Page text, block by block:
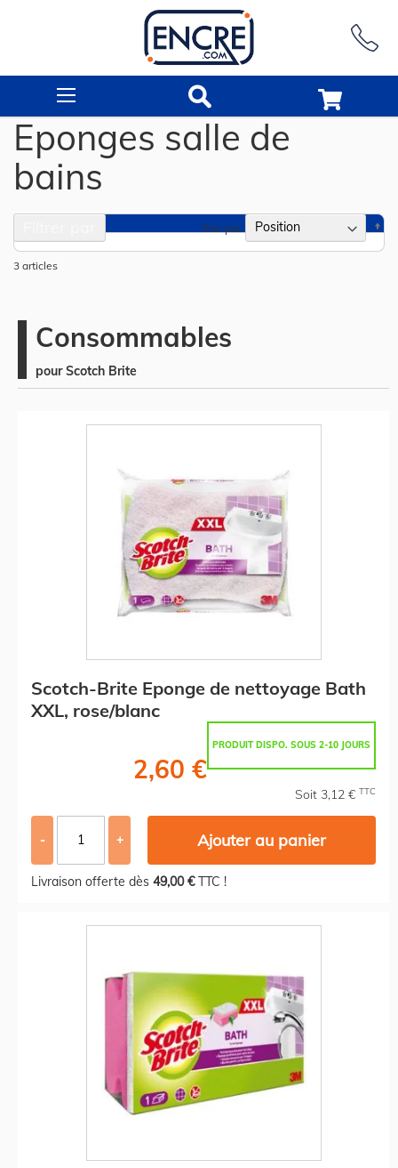
Eponges salle de
bains
3 articles
Trier par
Consommables
pour Scotch Brite
Scotch-Brite Eponge de nettoyage Bath
XXL, rose/blanc
PRODUIT DISPO. SOUS 2-10 JOURS
2,60 €
Soit 3,12 € TTC
- + Ajouter au panier
Livraison offerte dès 49,00 €TTC !